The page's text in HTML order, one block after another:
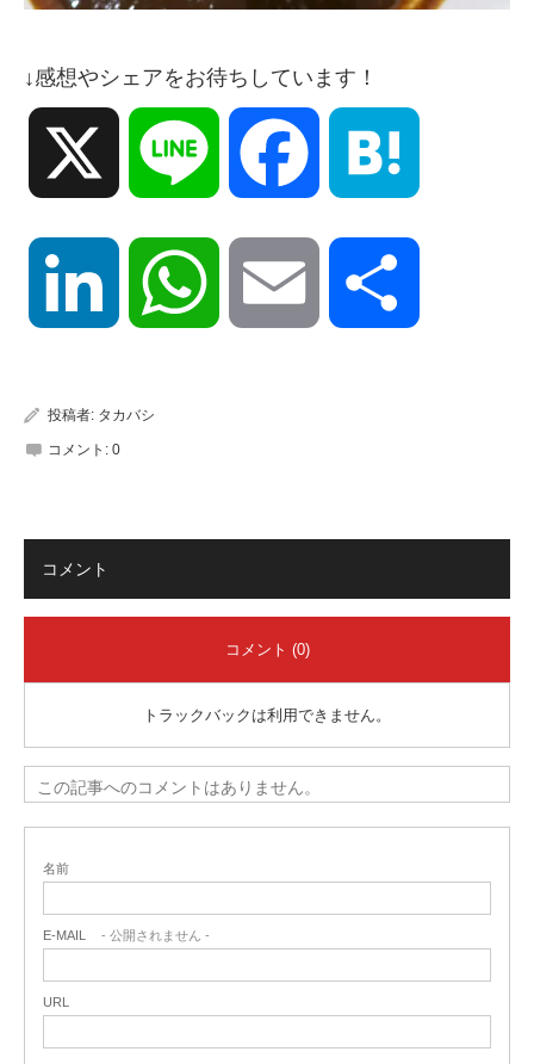
↓感想やシェアをお待ちしています！
Line Facebook
LinkedIn WhatsApp Email
投稿者: タカバシ
コメント: 0
コメント
コメント (0)
トラックバックは利用できません。
この記事へのコメントはありません。
名前
E-MAIL - 公開されません -
URL